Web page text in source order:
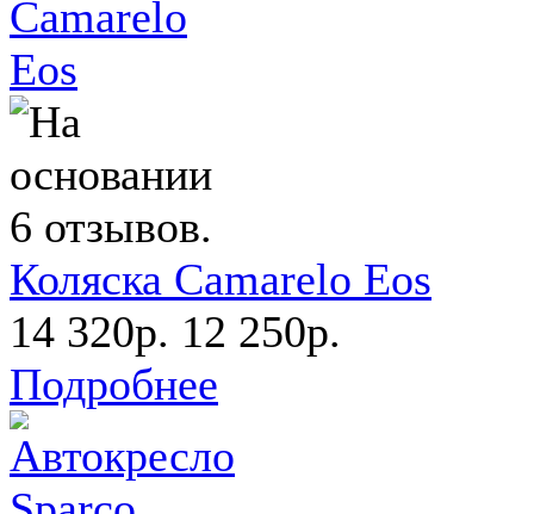
Коляска Camarelo Eos
14 320р. 12 250р.
Подробнее